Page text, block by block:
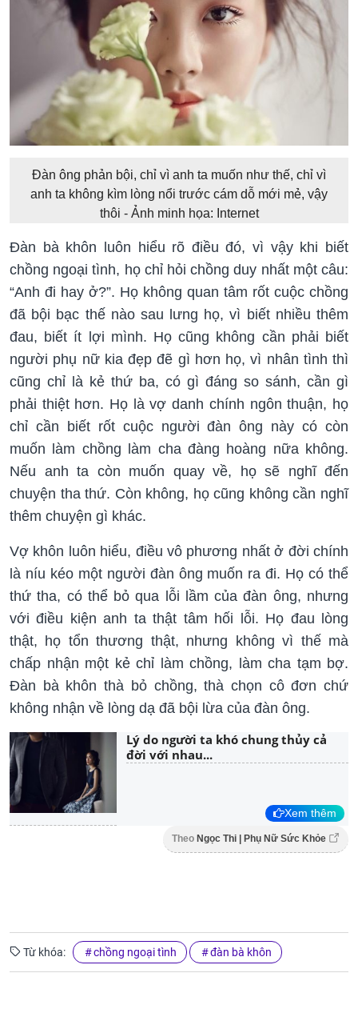
Đàn ông phản bội, chỉ vì anh ta muốn như thế, chỉ vì
anh ta không kìm lòng nổi trước cám dỗ mới mẻ, vậy
thôi - Ảnh minh họa: Internet
Đàn bà khôn luôn hiểu rõ điều đó, vì vậy khi biết
chồng ngoại tình, họ chỉ hỏi chồng duy nhất một câu:
“Anh đi hay ở?”. Họ không quan tâm rốt cuộc chồng
đã bội bạc thế nào sau lưng họ, vì biết nhiều thêm
đau, biết ít lợi mình. Họ cũng không cần phải biết
người phụ nữ kia đẹp đẽ gì hơn họ, vì nhân tình thì
cũng chỉ là kẻ thứ ba, có gì đáng so sánh, cần gì
phải thiệt hơn. Họ là vợ danh chính ngôn thuận, họ
chỉ cần biết rốt cuộc người đàn ông này có còn
muốn làm chồng làm cha đàng hoàng nữa không.
Nếu anh ta còn muốn quay về, họ sẽ nghĩ đến
chuyện tha thứ. Còn không, họ cũng không cần nghĩ
thêm chuyện gì khác.
Vợ khôn luôn hiểu, điều vô phương nhất ở đời chính
là níu kéo một người đàn ông muốn ra đi. Họ có thể
thứ tha, có thể bỏ qua lỗi lầm của đàn ông, nhưng
với điều kiện anh ta thật tâm hối lỗi. Họ đau lòng
thật, họ tổn thương thật, nhưng không vì thế mà
chấp nhận một kẻ chỉ làm chồng, làm cha tạm bợ.
Đàn bà khôn thà bỏ chồng, thà chọn cô đơn chứ
không nhận về lòng dạ đã bội lừa của đàn ông.
Lý do người ta khó chung thủy cả
đời với nhau...
Xem thêm
Theo Ngọc Thi | Phụ Nữ Sức Khỏe
Từ khóa: chồng ngoại tình đàn bà khôn